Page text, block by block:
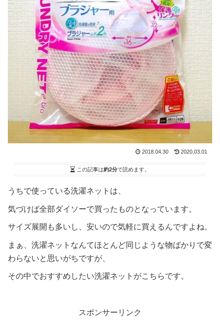
2018.04.30 2020.03.01
この記事は約2分で読めます。
うちで使っている洗濯ネットは、
気づけば全部ダイソーで買ったものとなっています。
サイズ展開も多いし、安いので気軽に買えるんですよね。
まぁ、洗濯ネットなんてほとんど同じような物ばかりで変
わらないと思いがちですが、
その中でおすすめしたい洗濯ネットがこちらです。
スポンサーリンク